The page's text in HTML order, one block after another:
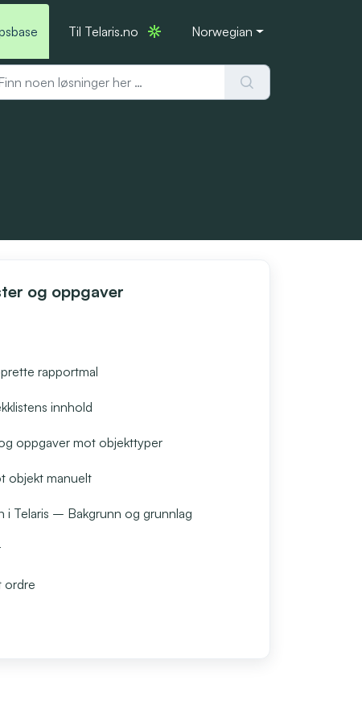
Til Telaris.no Norwegian
og oppgaver
rapportmal
innhold
oppgaver mot objekttyper
objekt manuelt
i Telaris – Bakgrunn og grunnlag
ordre